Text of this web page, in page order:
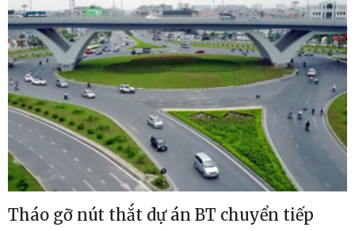
Tháo gỡ nút thắt dự án BT chuyển tiếp